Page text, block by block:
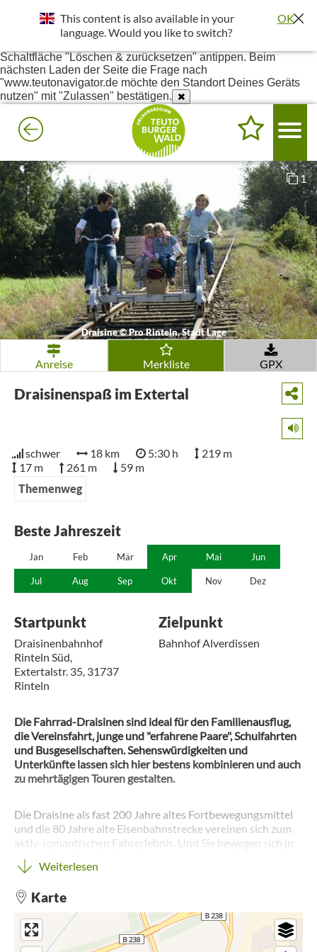
um bessere Ergebnisse in deiner Umgebung darzustellen.
Einstellungen - Website-Einstellungen - Ort - Unter Blockiert
Schaltfläche "Löschen & zurücksetzen" antippen. Beim
nächsten Laden der Seite die Frage nach
"www.teutonavigator.de möchte den Standort Deines Geräts
nutzen" mit "Zulassen" bestätigen.
Draisine©Pro Rinteln, Stadt Lage
1
Anreise Merkliste GPX
Draisinenspaß im Extertal
schwer 18 km 5:30 h
219 m
17 m
261 m
59 m
Themenweg
Beste Jahreszeit
Jan Feb Mär Apr Mai Jun
Jul Aug Sep Okt Nov Dez
Startpunkt
Draisinenbahnhof
Rinteln Süd,
Extertalstr. 35, 31737
Rinteln
Zielpunkt
Bahnhof Alverdissen
Die Fahrrad-Draisinen sind ideal für den Familienausflug,
die Vereinsfahrt, junge und "erfahrene Paare", Schulfahrten
und Busgesellschaften. Sehenswürdigkeiten und
Unterkünfte lassen sich hier bestens kombinieren und auch
zu mehrtägigen Touren gestalten.
Die Draisine als fast 200 Jahre altes Fortbewegungsmittel
und die 80 Jahre alte Eisenbahnstrecke vereinen sich zum
aktiv-romantischen Fahrerlebnis. Und Sie bewegen sich in
bester Gesellschaft: Von Rinteln aus gehts in Natur, Idylle
und Ursprünglichkeit. Geniessen Sie das etwas andere
Sie.
Die Schienenstrecke beginnt in Rinteln/Süd und schlängelt
sich durch das schöne Extertal bis Alverdissen, einem
Ortsteil von Barntrup. Eingebettet in die sanfte
Weiterlesen
Karte
This content is also available in your
language. Would you like to switch?
OK